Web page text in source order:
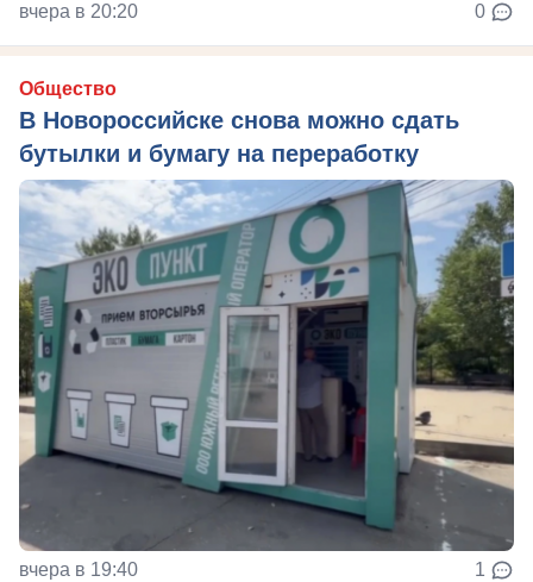
вчера в 20:20 0
Общество
В Новороссийске снова можно сдать
бутылки и бумагу на переработку
вчера в 19:40 1